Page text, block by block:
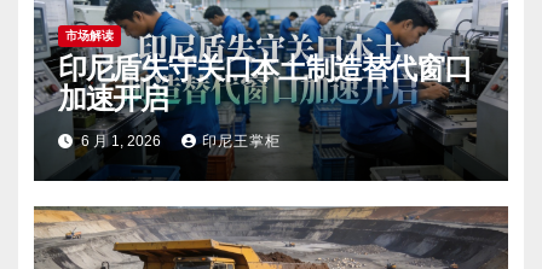
市场解读
印尼盾失守关口本土制造替代窗口
加速开启
6 月 1, 2026 印尼王掌柜